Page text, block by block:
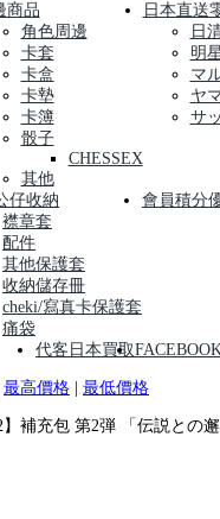
商品
角色周邊
卡套
卡盒
卡墊
卡簿
骰子
CHESSEX
其他
日本直送
日
明
マ
ヤ
サ
仔收納
襟章套
配件
其他保護套
收納儲存冊
cheki/寫真卡保護套
痛袋
會員積分
代客日本買取
最高價格 最低價格
補充包 第2弾 「伝説との